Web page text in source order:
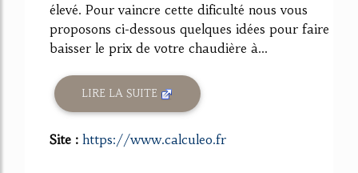
élevé. Pour vaincre cette dificulté nous vous
proposons ci-dessous quelques idées pour faire
baisser le prix de votre chaudière à...
LIRE LA SUITE
Site : https://www.calculeo.fr